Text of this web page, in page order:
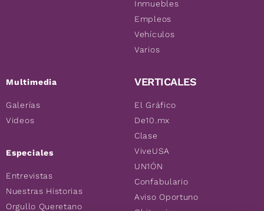
Multimedia
Galerías
Videos
Especiales
Entrevistas
Nuestras Historias
Orgullo Queretano
Inmuebles
Empleos
Vehículos
Varios
VERTICALES
El Gráfico
De10.mx
Clase
ViveUSA
UN1ÓN
Confabulario
Aviso Oportuno